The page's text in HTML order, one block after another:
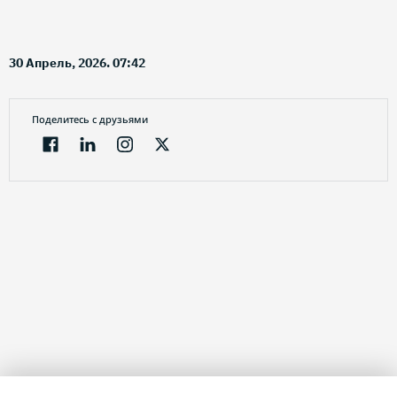
30 Апрель, 2026. 07:42
Поделитесь с друзьями